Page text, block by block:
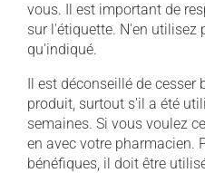
vous. Il est important de
sur l'étiquette. N'en utilisez
qu'indiqué.
Il est déconseillé de cesser
produit, surtout s'il a été
semaines. Si vous voulez
en avec votre pharmacien.
bénéfiques, il doit être